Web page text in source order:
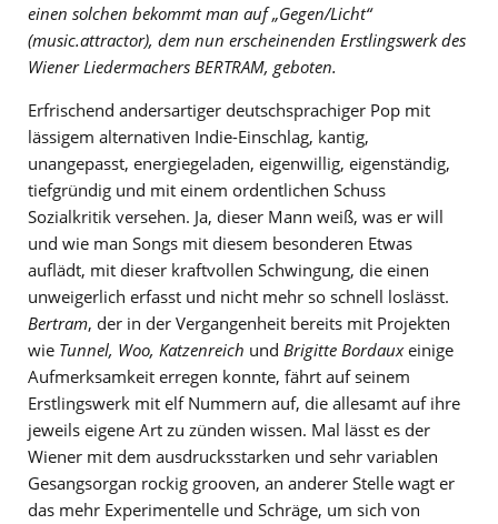
einen solchen bekommt man auf„Gegen/Licht“
(music.attractor), dem nun erscheinenden Erstlingswerk des
Wiener Liedermachers BERTRAM, geboten.
Erfrischend andersartiger deutschsprachiger Pop mit
lässigem alternativen Indie-Einschlag, kantig,
unangepasst, energiegeladen, eigenwillig, eigenständig,
tiefgründig und mit einem ordentlichen Schuss
Sozialkritik versehen. Ja, dieser Mann weiß, was er will
und wie man Songs mit diesem besonderen Etwas
auflädt, mit dieser kraftvollen Schwingung, die einen
unweigerlich erfasst und nicht mehr so schnell loslässt.
Bertram, der in der Vergangenheit bereits mit Projekten
wie Tunnel, Woo, Katzenreich und Brigitte Bordauxeinige
Aufmerksamkeit erregen konnte, fährt auf seinem
Erstlingswerk mit elf Nummern auf, die allesamt auf ihre
jeweils eigene Art zu zünden wissen. Mal lässt es der
Wiener mit dem ausdrucksstarken und sehr variablen
Gesangsorgan rockig grooven, an anderer Stelle wagt er
das mehr Experimentelle und Schräge, um sich von